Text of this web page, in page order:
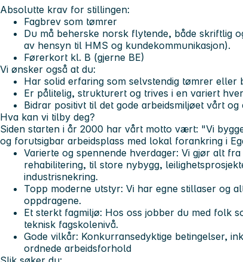
Absolutte krav for stillingen:
Fagbrev som tømrer
Du må beherske norsk flytende, både skriftlig
av hensyn til HMS og kundekommunikasjon).
Førerkort kl. B (gjerne BE)
Vi ønsker også at du:
Har solid erfaring som selvstendig tømrer eller
Er pålitelig, strukturert og trives i en variert
Bidrar positivt til det gode arbeidsmiljøet vårt
Hva kan vi tilby deg?
Siden starten i år 2000 har vårt motto vært: "Vi
og forutsigbar arbeidsplass med lokal forankring i
Varierte og spennende hverdager: Vi gjør alt fra
rehabilitering, til store nybygg,
industrisnekring.
Topp moderne utstyr: Vi har egne stillaser og
oppdragene.
Et sterkt fagmiljø: Hos oss jobber du med folk
teknisk fagskolenivå.
Gode vilkår: Konkurransedyktige betingelser,
ordnede arbeidsforhold